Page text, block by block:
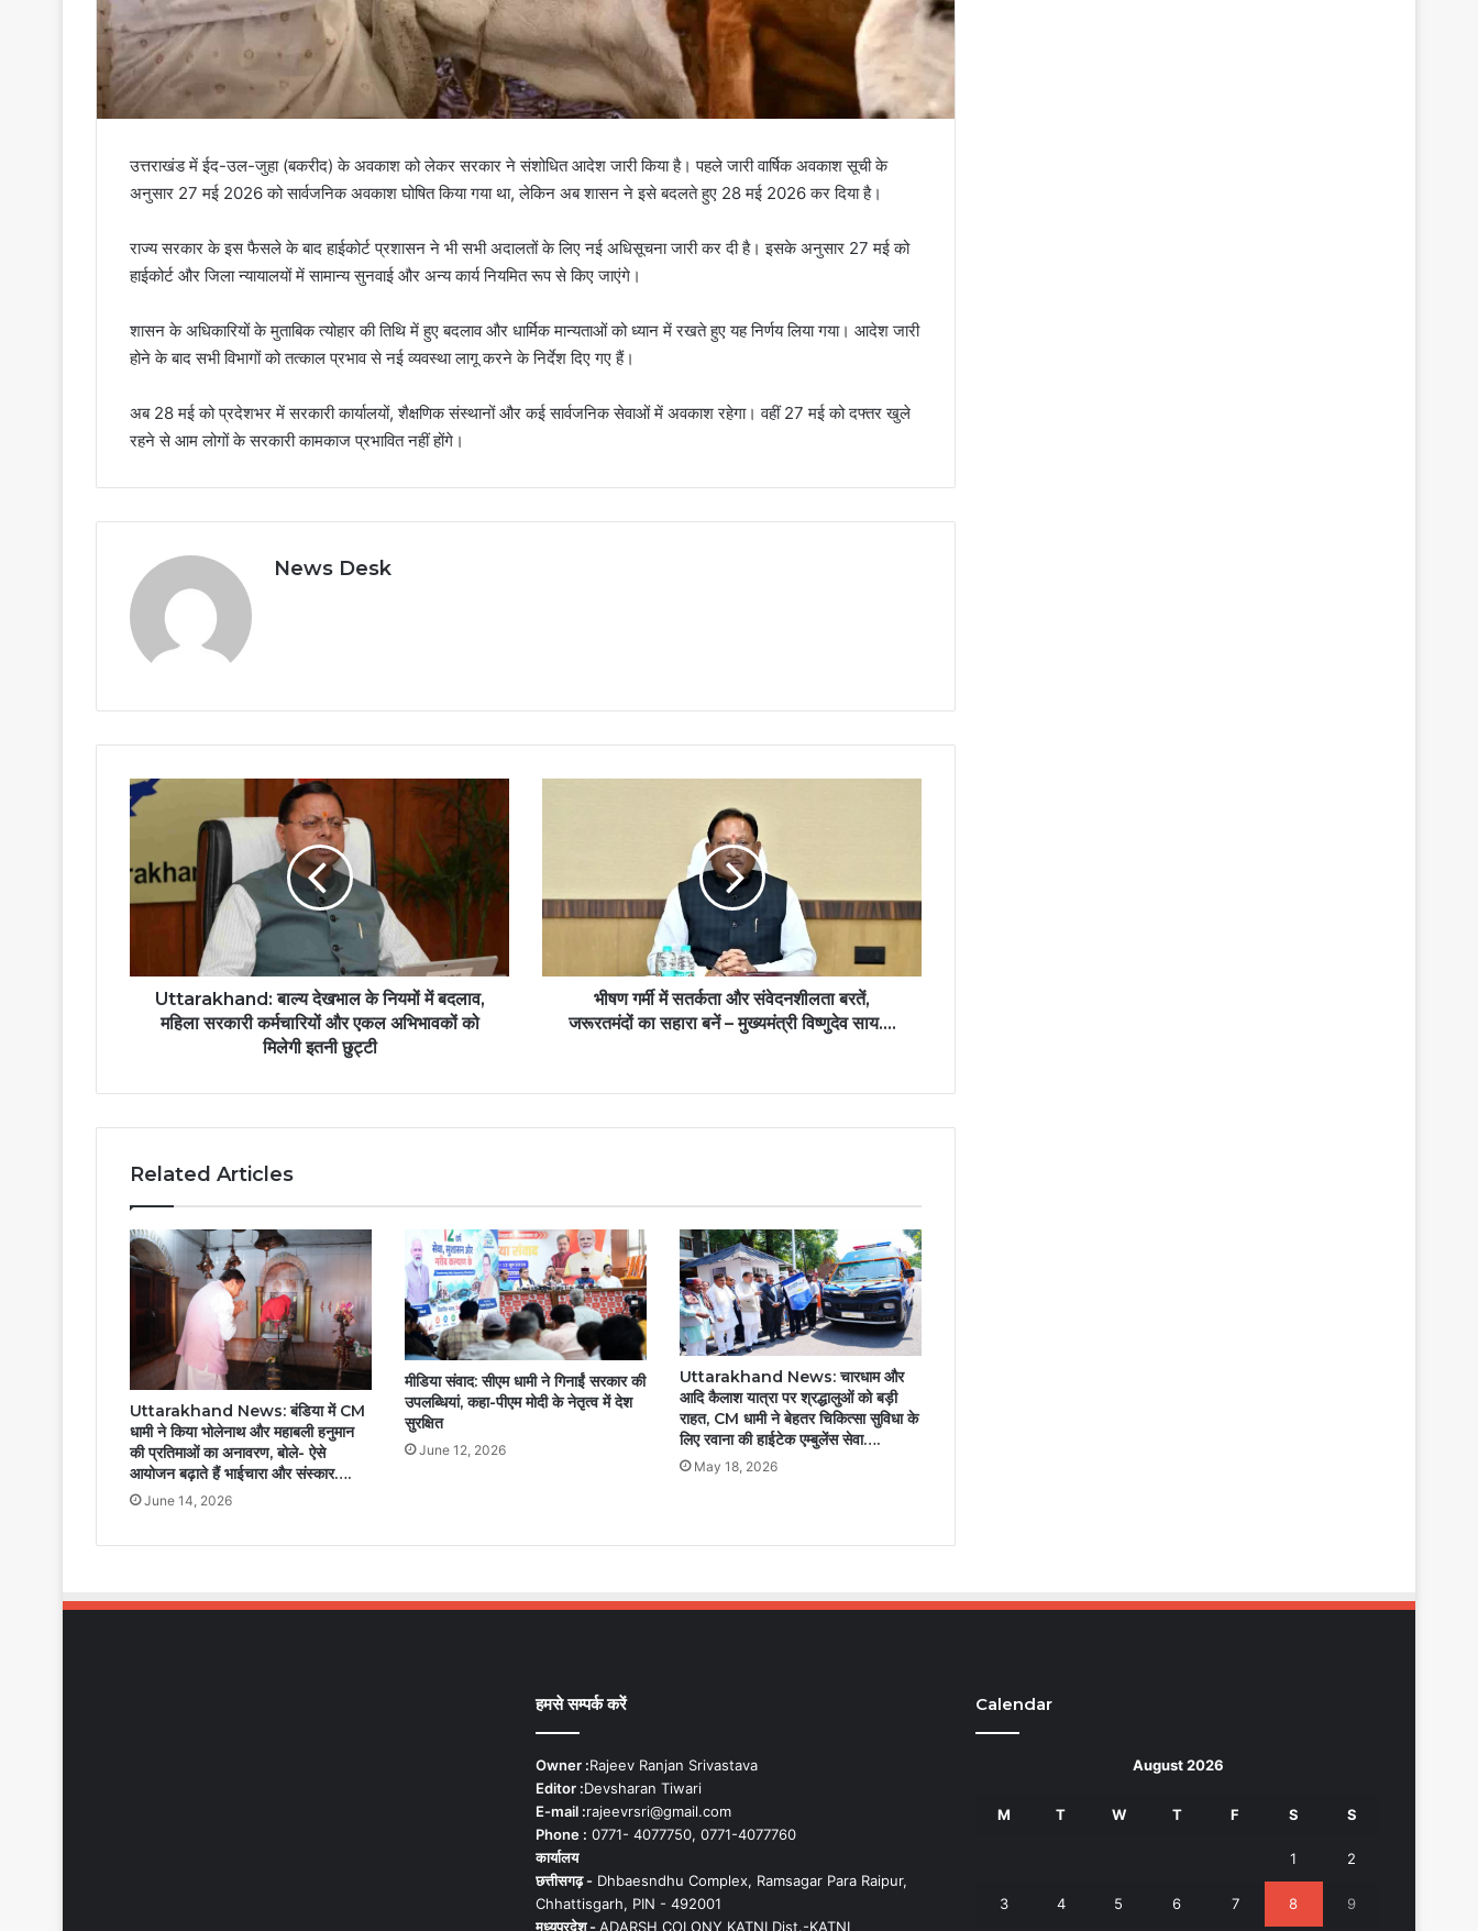
उत्तराखंड में ईद-उल-जुहा (बकरीद) के अवकाश को लेकर सरकार ने संशोधित आदेश जारी किया है। पहले जारी वार्षिक अवकाश सूची के
अनुसार 27 मई 2026 को सार्वजनिक अवकाश घोषित किया गया था, लेकिन अब शासन ने इसे बदलते हुए 28 मई 2026 कर दिया है।
राज्य सरकार के इस फैसले के बाद हाईकोर्ट प्रशासन ने भी सभी अदालतों के लिए नई अधिसूचना जारी कर दी है। इसके अनुसार 27 मई को
हाईकोर्ट और जिला न्यायालयों में सामान्य सुनवाई और अन्य कार्य नियमित रूप से किए जाएंगे।
शासन के अधिकारियों के मुताबिक त्योहार की तिथि में हुए बदलाव और धार्मिक मान्यताओं को ध्यान में रखते हुए यह निर्णय लिया गया। आदेश जारी
होने के बाद सभी विभागों को तत्काल प्रभाव से नई व्यवस्था लागू करने के निर्देश दिए गए हैं।
अब 28 मई को प्रदेशभर में सरकारी कार्यालयों, शैक्षणिक संस्थानों और कई सार्वजनिक सेवाओं में अवकाश रहेगा। वहीं 27 मई को दफ्तर खुले
रहने से आम लोगों के सरकारी कामकाज प्रभावित नहीं होंगे।
News Desk
Uttarakhand:
बाल्य
नियमों
में
सरकारी
कर्मचारियों
इतनी
Uttarakhand: बाल्य देखभाल के नियमों में बदलाव,
महिला सरकारी कर्मचारियों और एकल अभिभावकों को
मिलेगी इतनी छुट्टी
संवेदनशीलता
बरतें,
का
भीषण गर्मी में सतर्कता और संवेदनशीलता बरतें,
जरूरतमंदों का सहारा बनें – मुख्यमंत्री विष्णुदेव साय….
Related Articles
Uttarakhand News: बंडिया में CM
धामी ने किया भोलेनाथ और महाबली हनुमान
की प्रतिमाओं का अनावरण, बोले- ऐसे
आयोजन बढ़ाते हैं भाईचारा और संस्कार….
June 14, 2026
मीडिया संवाद: सीएम धामी ने गिनाईं सरकार की
उपलब्धियां, कहा-पीएम मोदी के नेतृत्व में देश
सुरक्षित
June 12, 2026
Uttarakhand News: चारधाम और
आदि कैलाश यात्रा पर श्रद्धालुओं को बड़ी
राहत, CM धामी ने बेहतर चिकित्सा सुविधा के
लिए रवाना की हाईटेक एम्बुलेंस सेवा….
May 18, 2026
हमसे सम्पर्क करें
Owner :Rajeev Ranjan Srivastava
Editor :Devsharan Tiwari
E-mail :rajeevrsri@gmail.com
Phone : 0771- 4077750, 0771-4077760
कार्यालय
छत्तीसगढ़ -Dhbaesndhu Complex, Ramsagar Para Raipur,
Chhattisgarh, PIN - 492001
मध्यप्रदेश -ADARSH COLONY KATNI Dist.-KATNI
Calendar
August 2026
M T W T F S S
1 2
3 4 5 6 7 8 9